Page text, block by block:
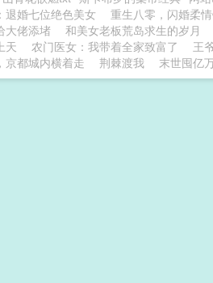
退婚七位绝色美女
重生八零，闪婚柔
大佬添堵
和美女老板荒岛求生的岁月
天
农门医女：我带着全家致富了 王
京都城内横着走
荆棘渡我 末世囤亿